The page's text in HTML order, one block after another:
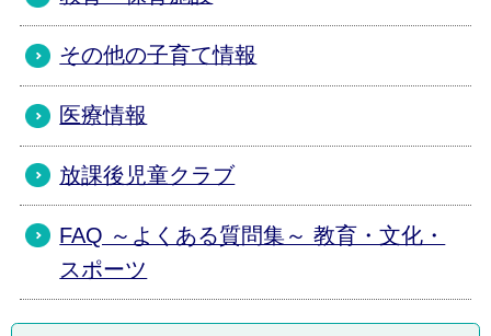
その他の子育て情報
医療情報
放課後児童クラブ
FAQ ～よくある質問集～ 教育・文化・
スポーツ